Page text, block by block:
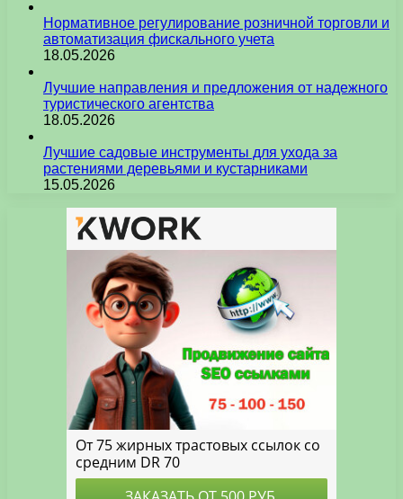
Нормативное регулирование розничной торговли и
автоматизация фискального учета
18.05.2026
Лучшие направления и предложения от надежного
туристического агентства
18.05.2026
Лучшие садовые инструменты для ухода за
растениями деревьями и кустарниками
15.05.2026